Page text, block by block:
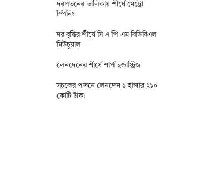
দরপতনের তালিকায় শীর্ষে মেট্রো
স্পিনিং
দর বৃদ্ধির শীর্ষে সি এ পি এম বিডিবিএল
মিউচুয়াল
লেনদেনের শীর্ষে শার্প ইন্ডাস্ট্রিজ
সূচকের পতনে লেনদেন ১ হাজার ২১০
কোটি টাকা